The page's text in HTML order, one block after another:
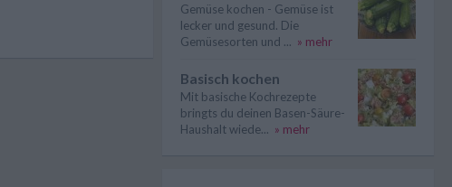
Gemüse kochen - Gemüse ist
lecker und gesund. Die
Gemüsesorten und ... » mehr
Basisch kochen
Mit basische Kochrezepte
bringts du deinen Basen-Säure-
Haushalt wiede... » mehr